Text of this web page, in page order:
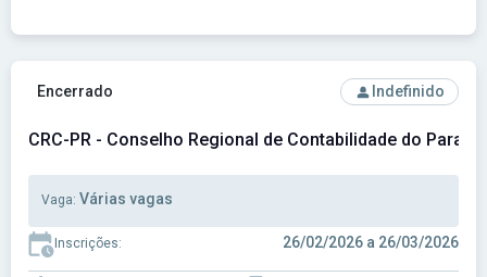
Ver concurso: CRC-PR - Conselho Regional de
Encerrado Indefinido
CRC-PR - Conselho Regional de Contabilidade do Paraná
Vaga: Várias vagas
Inscrições: 26/02/2026 a 26/03/2026